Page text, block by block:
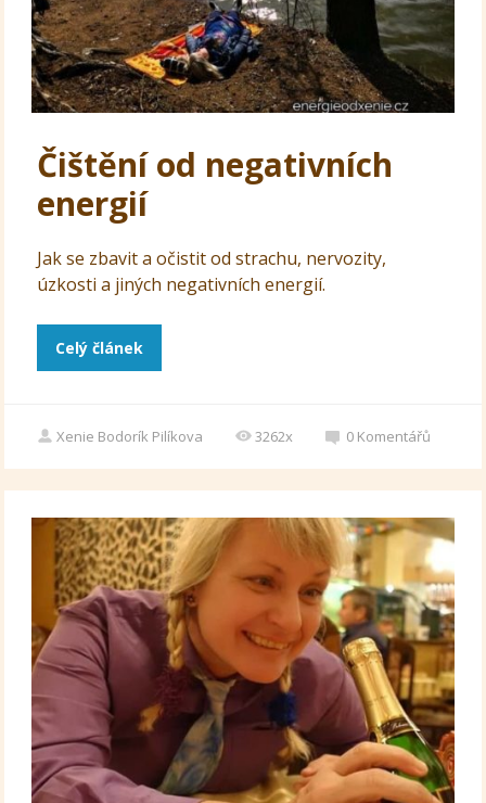
Čištění od negativních
energií
Jak se zbavit a očistit od strachu, nervozity,
úzkosti a jiných negativních energií.
Celý článek
Xenie Bodorík Pilíkova 3262x 0 Komentářů